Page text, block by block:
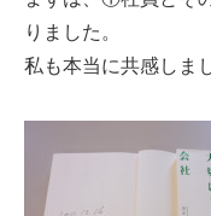
りました。
私も本当に共感しま